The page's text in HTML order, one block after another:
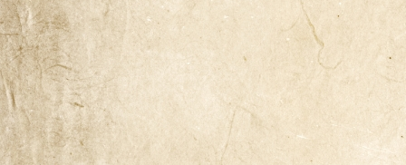
Trgovina
Zaključek nakupa